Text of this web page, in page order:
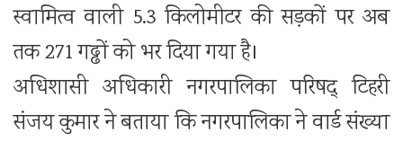
स्वामित्व वाली 5.3 किलोमीटर की सड़कों पर अब
तक 271 गढ्ढों को भर दिया गया है।
अधिशासी अधिकारी नगरपालिका परिषद् टिहरी
संजय कुमार ने बताया कि नगरपालिका ने वार्ड संख्या